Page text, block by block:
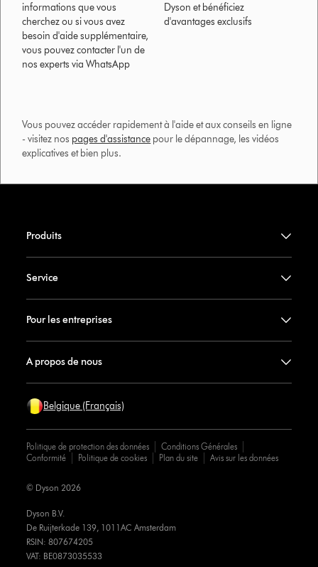
informations que vous
cherchez ou si vous avez
besoin d'aide supplémentaire,
vous pouvez contacter l'un de
nos experts via WhatsApp
Dyson et bénéficiez
d'avantages exclusifs
Vous pouvez accéder rapidement à l'aide et aux conseils en ligne
- visitez nos pages d'assistance pour le dépannage, les vidéos
explicatives et bien plus.​
Produits
Service
Pour les entreprises
A propos de nous
Belgique (Français)
Politique de protection des données
Conditions Générales
Conformité
Politique de cookies Plan du site Avis sur les données
Dyson B.V.
De Ruijterkade 139, 1011AC Amsterdam
RSIN: 807674205
VAT: BE0873035533
© Dyson 2026